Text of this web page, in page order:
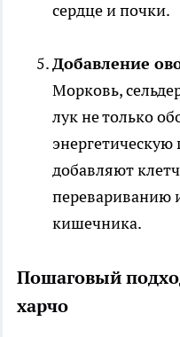
сердце и почки.
Добавление
Морковь,
лук не только
добавляют
перевариванию
кишечника.
Пошаговый
харчо